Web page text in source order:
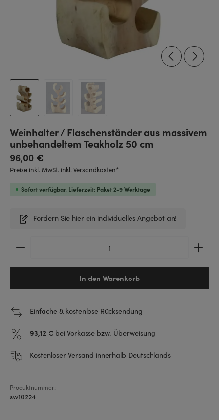
Weinhalter / Flaschenständer aus massivem
unbehandeltem Teakholz 50 cm
Regulärer Preis:
96,00 €
Preise inkl. MwSt. inkl. Versandkosten*
Sofort verfügbar, Lieferzeit: Paket 2-9 Werktage
Fordern Sie hier ein individuelles Angebot an!
Produkt Anzahl: Gib den gewünschten Wert ein
In den Warenkorb
Einfache & kostenlose Rücksendung
93,12 € bei Vorkasse bzw. Überweisung
Kostenloser Versand innerhalb Deutschlands
Produktnummer:
sw10224